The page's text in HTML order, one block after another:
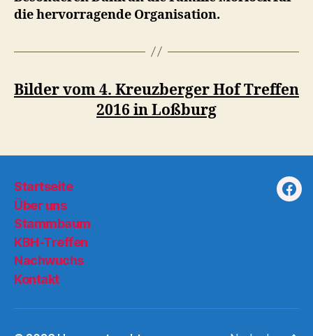
die hervorragende Organisation.
Bilder vom 4. Kreuzberger Hof Treffen
2016 in Loßburg
Startseite
Über uns
Stammbaum
KBH-Treffen
Nachwuchs
Kontakt